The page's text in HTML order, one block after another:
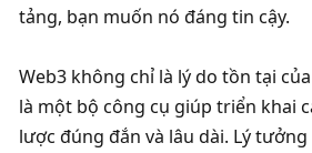
tảng, bạn muốn nó đáng tin cậy.
Web3 không chỉ là lý do tồn tại
là một bộ công cụ giúp triển khai
lược đúng đắn và lâu dài. Lý